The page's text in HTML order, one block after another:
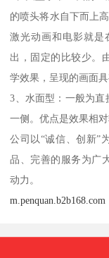
的喷头将水自下而上
激光动画和电影就是
出，固定的比较少。
学效果，呈现的画面
3、水面型：一般为
一侧。优点是效果相
公司以“诚信、创新”
品、完善的服务为广
动力。
m.penquan.b2b168.com